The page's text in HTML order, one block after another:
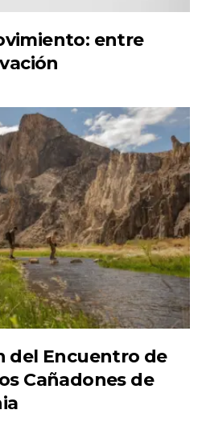
entre
del Encuentro de
Cañadones de